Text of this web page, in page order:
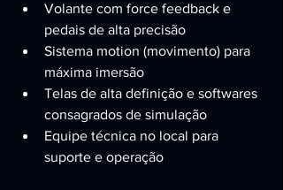
Volante com force feedback e
pedais de alta precisão
Sistema motion (movimento) para
máxima imersão
Telas de alta definição e softwares
consagrados de simulação
Equipe técnica no local para
suporte e operação